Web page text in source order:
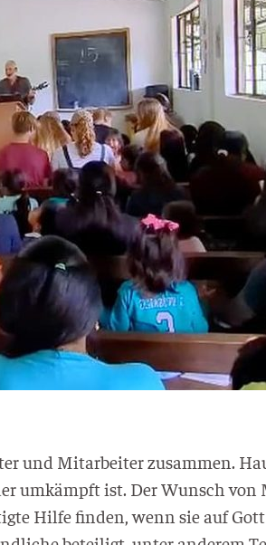
und Mit­ar­bei­ter zusam­men.
umkämpft ist. Der Wunsch von
Hil­fe fin­den, wenn sie auf